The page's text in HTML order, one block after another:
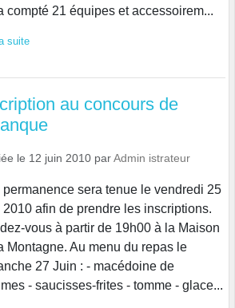
compté 21 équipes et accessoirem...
suite
au concours de
le 12 juin 2010 parAdmin istrateur
permanence sera tenue le vendredi 25
2010 afin de prendre les inscriptions.
vous à partir de 19h00 à la Maison
Montagne. Au menu du repas le
27 Juin : - macédoine de
- saucisses-frites - tomme - glace...